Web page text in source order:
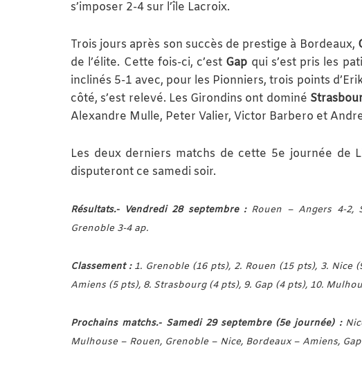
s’imposer 2-4 sur l’île Lacroix.
Trois jours après son succès de prestige à Bordeaux,
de l’élite. Cette fois-ci, c’est Gap qui s’est pris les
inclinés 5-1 avec, pour les Pionniers, trois points
côté, s’est relevé. Les Girondins ont dominé
Alexandre Mulle, Peter Valier, Victor Barbero et
Les deux derniers matchs de cette 5e journée de
disputeront ce samedi soir.
Résultats.- Vendredi 28 septembre : Rouen – Angers 4-2,
Grenoble 3-4 ap.
Classement :1. Grenoble (16 pts), 2. Rouen (15 pts), 3. Nice
Amiens (5 pts), 8. Strasbourg (4 pts), 9. Gap (4 pts), 10.
Prochains matchs.- Samedi 29 septembre (5e journée) :
Mulhouse – Rouen, Grenoble – Nice, Bordeaux – Amiens,